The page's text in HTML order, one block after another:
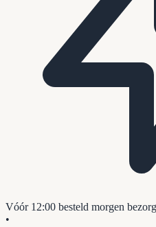
Vóór 12:00 besteld morgen
•